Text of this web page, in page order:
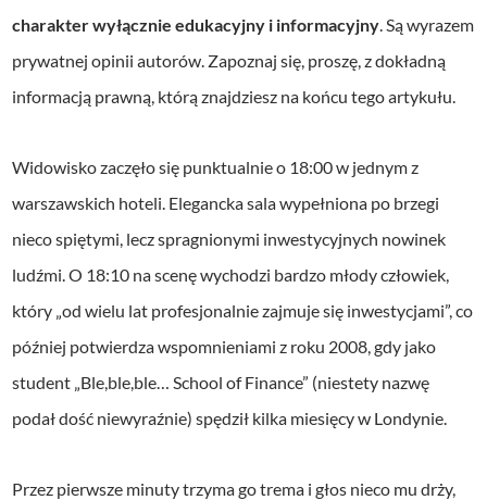
charakter wyłącznie edukacyjny i informacyjny. Są wyrazem
prywatnej opinii autorów. Zapoznaj się, proszę, z dokładną
informacją prawną, którą znajdziesz na końcu tego artykułu.
Widowisko zaczęło się punktualnie o 18:00 w jednym z
warszawskich hoteli. Elegancka sala wypełniona po brzegi
nieco spiętymi, lecz spragnionymi inwestycyjnych nowinek
ludźmi. O 18:10 na scenę wychodzi bardzo młody człowiek,
który „od wielu lat profesjonalnie zajmuje się inwestycjami”, co
później potwierdza wspomnieniami z roku 2008, gdy jako
student „Ble,ble,ble… School of Finance” (niestety nazwę
podał dość niewyraźnie) spędził kilka miesięcy w Londynie.
Przez pierwsze minuty trzyma go trema i głos nieco mu drży,